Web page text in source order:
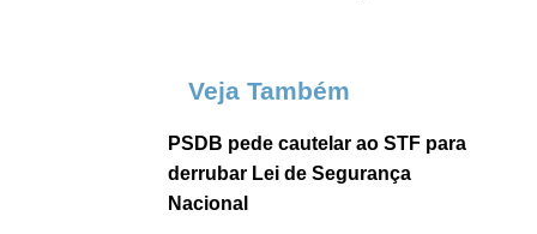
Veja Também
PSDB pede cautelar ao STF para
derrubar Lei de Segurança
Nacional